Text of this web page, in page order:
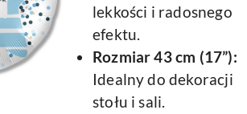
lekkości i radosnego
efektu.
Rozmiar 43 cm (17”):
Idealny do dekoracji
stołu i sali.